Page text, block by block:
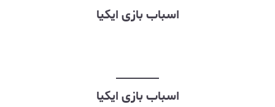
اسباب بازی ایکیا
اسباب بازی ایکیا